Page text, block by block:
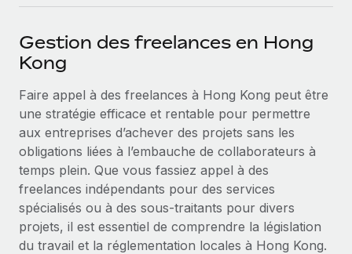
Rationalisez vos processus avec des outils essentiels
SERVICES
Demandez aux experts
Recevez des conseils d’experts sur les RH à
l’international et la conformité
Contrôles d’antécédents
Simplifiez vos processus de présélection des
candidats
Partenaires stratégiques de la tech
Intégrez les RH à l’international de manière flexible
Devenir partenaire
Explorez avec nous vos opportunités de partenariat
Remote Build Bientôt disponible
l’IA
ÉTUDES DE CAS
Données sur les salaires et les talents
Centre de ressources
Obtenir de l’aide
Voir toutes les ressources
Gestion des freelances en Hong
Kong
Faire appel à des freelances à Hong Kong peut être
une stratégie efficace et rentable pour permettre
aux entreprises d’achever des projets sans les
obligations liées à l’embauche de collaborateurs à
temps plein. Que vous fassiez appel à des
freelances indépendants pour des services
spécialisés ou à des sous-traitants pour divers
projets, il est essentiel de comprendre la législation
du travail et la réglementation locales à Hong Kong.